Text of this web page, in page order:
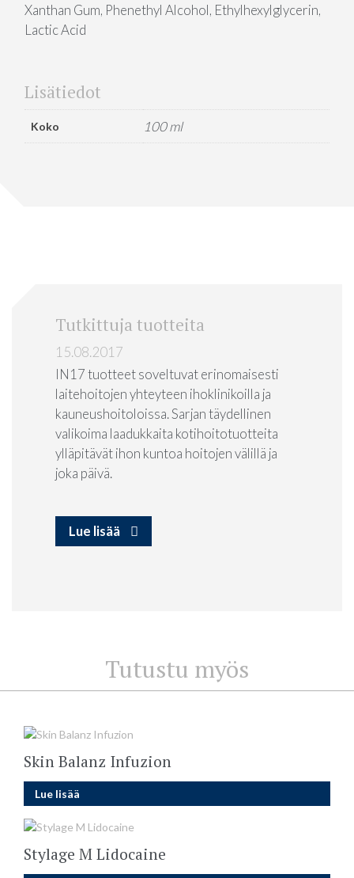
Xanthan Gum, Phenethyl Alcohol, Ethylhexylglycerin,
Lactic Acid
Lisätiedot
Koko 100 ml
Tutkittuja tuotteita
15.08.2017
IN17 tuotteet soveltuvat erinomaisesti
laitehoitojen yhteyteen ihoklinikoilla ja
kauneushoitoloissa. Sarjan täydellinen
valikoima laadukkaita kotihoitotuotteita
ylläpitävät ihon kuntoa hoitojen välillä ja
joka päivä.
Lue lisää
Tutustu myös
Skin Balanz Infuzion
Lue lisää
Stylage M Lidocaine